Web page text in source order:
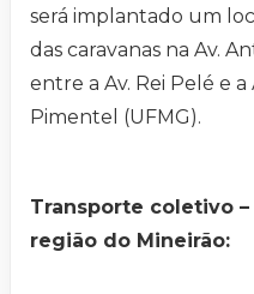
será implantado um
das caravanas na Av.
entre a Av. Rei Pelé e
Pimentel (UFMG).
Transporte coletivo
região do Mineirão: